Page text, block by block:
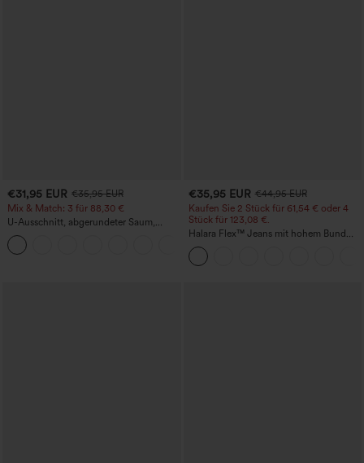
€31,95 EUR €35,95 EUR
Mix & Match: 3 für 88,30 €
U-Ausschnitt, abgerundeter Saum,
InstantCool Yoga-Trägertop – UPF50+
€35,95 EUR €44,95 EUR
Kaufen Sie 2 Stück für 61,54 € oder 4
Stück für 123,08 €.
Halara Flex™ Jeans mit hohem Bund
und Taschen, gewaschener, lässiger
Bootcut